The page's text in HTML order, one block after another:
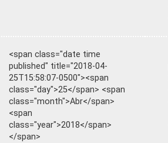
<span class="date time
published" title="2018-04-
25T15:58:07-0500"><span
class="day">25</span> <span
class="month">Abr</span>
<span
class="year">2018</span>
</span>